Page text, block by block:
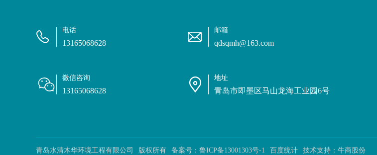
电话
13165068628
邮箱
qdsqmh@163.com
微信咨询
13165068628
地址
青岛市即墨区马山龙海工业园6号
青岛水清木华环境工程有限公司 版权所有 备案号： 鲁ICP备13001303号-1 百度统计 技术支持： 牛商股份